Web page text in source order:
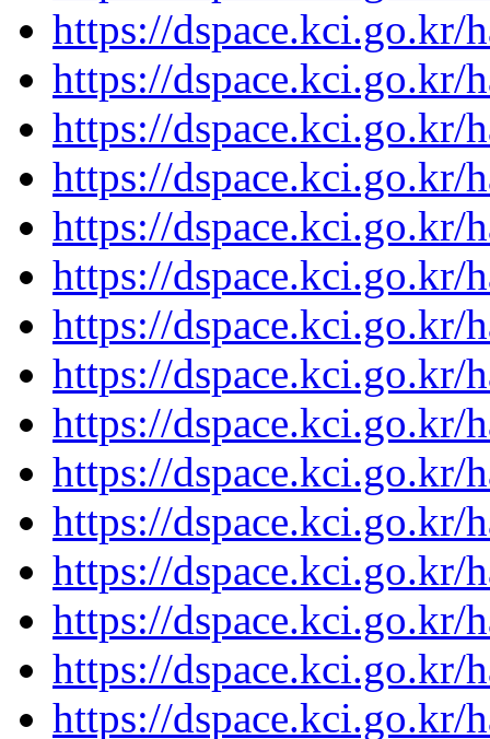
https://dspace.kci.go.kr/
https://dspace.kci.go.kr/
https://dspace.kci.go.kr/
https://dspace.kci.go.kr/
https://dspace.kci.go.kr/
https://dspace.kci.go.kr/
https://dspace.kci.go.kr/
https://dspace.kci.go.kr/
https://dspace.kci.go.kr/
https://dspace.kci.go.kr/
https://dspace.kci.go.kr/
https://dspace.kci.go.kr/
https://dspace.kci.go.kr/
https://dspace.kci.go.kr/
https://dspace.kci.go.kr/